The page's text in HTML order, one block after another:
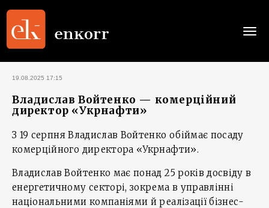
19.08.2025 17:15
Владислав Войтенко — комерційний
директор «Укрнафти»
З 19 серпня Владислав Войтенко обіймає посаду
комерційного директора «Укрнафти».
Владислав Войтенко має понад 25 років досвіду в
енергетичному секторі, зокрема в управлінні
національними компаніями й реалізації бізнес-